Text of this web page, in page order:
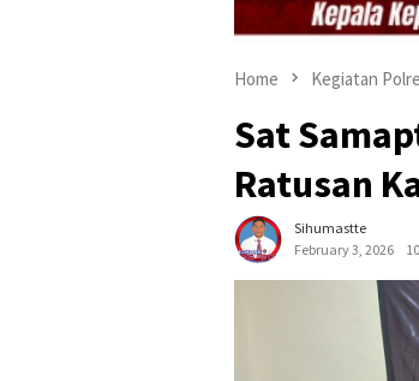
Home Kegiatan
Sat
Ratusan
Sihumastte
February 3, 2026